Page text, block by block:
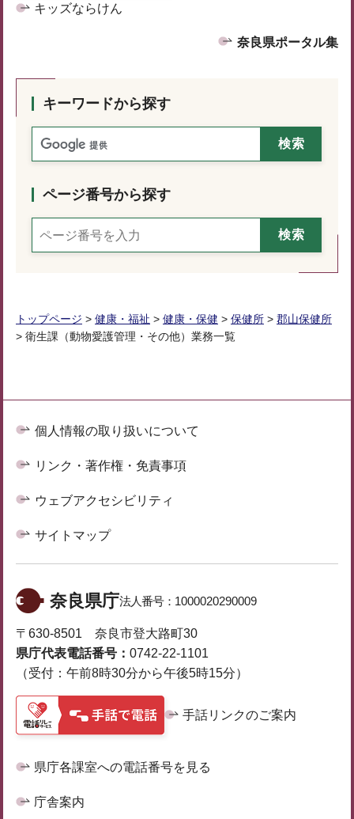
キッズならけん
奈良県ポータル集
キーワードから探す
ページ番号から探す
トップページ > 健康・福祉 > 健康・保健 > 保健所 > 郡山保健所
> 衛生課（動物愛護管理・その他）業務一覧
個人情報の取り扱いについて
リンク・著作権・免責事項
ウェブアクセシビリティ
サイトマップ
奈良県庁法人番号： 1000020290009
〒630-8501 奈良市登大路町30
県庁代表電話番号： 0742-22-1101
（受付：午前8時30分から午後5時15分）
手話リンクのご案内
県庁各課室への電話番号を見る
庁舎案内